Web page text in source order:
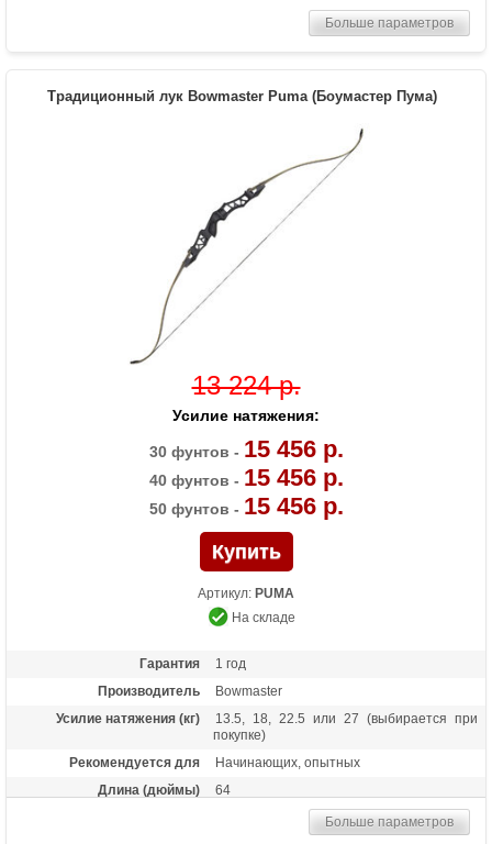
Лук, пластиковая полочка, тетива В50,
шестигранники
Материалы изделия
Рукоятка - алюминий, плечи - дерево с
ламинатом
Больше параметров
Традиционный лук Bowmaster Puma (Боумастер Пума)
13 224 р.
Усилие натяжения:
30 фунтов - 15 456 р.
40 фунтов - 15 456 р.
50 фунтов - 15 456 р.
Артикул: PUMA
На складе
Гарантия
1 год
Производитель
Bowmaster
Усилие натяжения (кг)
13.5, 18, 22.5 или 27 (выбирается при
покупке)
Рекомендуется для
Начинающих, опытных
Длина (дюймы)
64
Лук, пластиковая полочка, тетива В50,
шестигранники
Больше параметров